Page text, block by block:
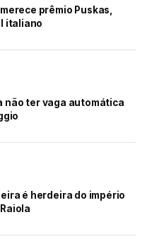
prêmio Puskas,
italiano
não ter vaga automática
é herdeira do império